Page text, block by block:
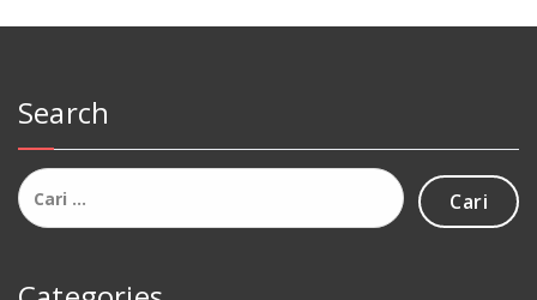
Search
Cari
untuk: